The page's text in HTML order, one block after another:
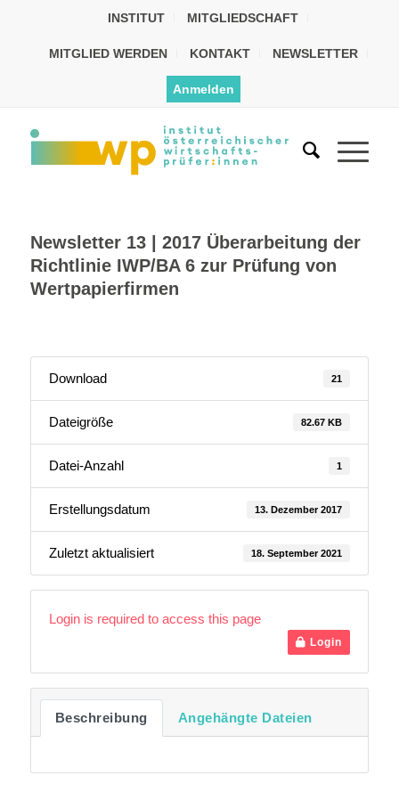
INSTITUT MITGLIEDSCHAFT
MITGLIED WERDEN KONTAKT NEWSLETTER
Anmelden
Newsletter 13 | 2017 Überarbeitung der
Richtlinie IWP/BA 6 zur Prüfung von
Wertpapierfirmen
Download 21
Dateigröße 82.67 KB
Datei-Anzahl 1
Erstellungsdatum 13. Dezember 2017
Zuletzt aktualisiert 18. September 2021
Login is required to access this page
Login
Beschreibung Angehängte Dateien